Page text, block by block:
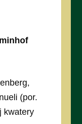
(por.
kwatery